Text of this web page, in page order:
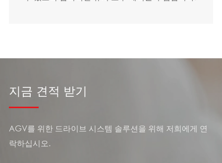
지금 견적 받기
AGV를 위한 드라이브 시스템 솔루션을 위해 저희에게 연
락하십시오.